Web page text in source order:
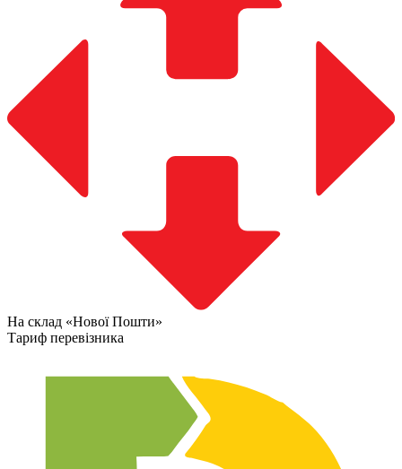
На склад «Нової Пошти»
Тариф перевізника